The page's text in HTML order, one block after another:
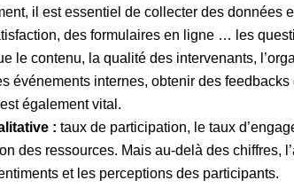
il est essentiel de collecter des données
des formulaires en ligne … les
le contenu, la qualité des intervenants,
événements internes, obtenir des
également vital.
: taux de participation, le taux
des ressources. Mais au-delà des chiffres,
et les perceptions des participants.